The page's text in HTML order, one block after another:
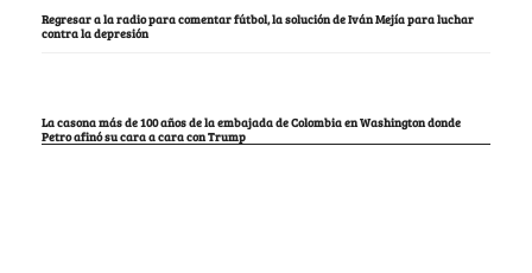
Regresar a la radio para comentar fútbol, la solución de Iván Mejía para luchar
contra la depresión
La casona más de 100 años de la embajada de Colombia en Washington donde
Petro afinó su cara a cara con Trump